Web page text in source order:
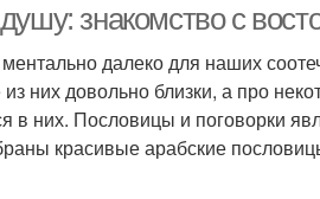
знакомство с
далеко для наших
них довольно близки, а про
в них. Пословицы и поговорки
красивые арабские